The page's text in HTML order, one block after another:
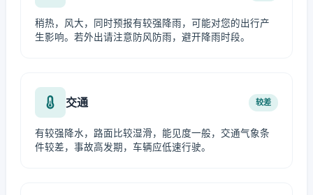
稍热，风大，同时预报有较强降雨，可能对您的出行产
生影响。若外出请注意防风防雨，避开降雨时段。
交通 较差
有较强降水，路面比较湿滑，能见度一般，交通气象条
件较差，事故高发期，车辆应低速行驶。